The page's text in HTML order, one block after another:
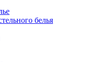
белья